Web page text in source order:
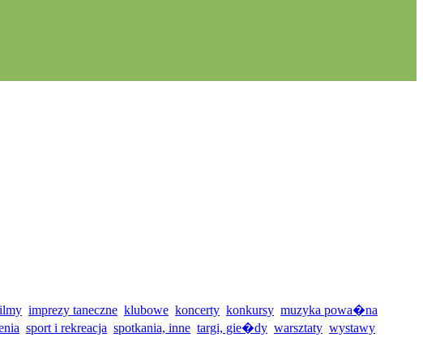
imprezy taneczne klubowe koncerty konkursy muzyka powa�na
sport i rekreacja spotkania, inne targi, gie�dy warsztaty wystawy